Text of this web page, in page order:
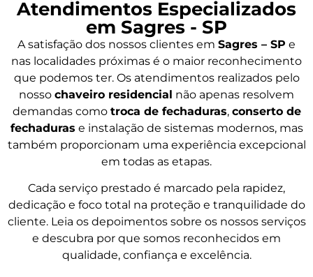
Atendimentos Especializados
em Sagres - SP
A satisfação dos nossos clientes em Sagres – SP e
nas localidades próximas é o maior reconhecimento
que podemos ter. Os atendimentos realizados pelo
nosso chaveiro residencial não apenas resolvem
demandas como troca de fechaduras, conserto de
fechaduras e instalação de sistemas modernos, mas
também proporcionam uma experiência excepcional
em todas as etapas.
Cada serviço prestado é marcado pela rapidez,
dedicação e foco total na proteção e tranquilidade do
cliente. Leia os depoimentos sobre os nossos serviços
e descubra por que somos reconhecidos em
qualidade, confiança e excelência.